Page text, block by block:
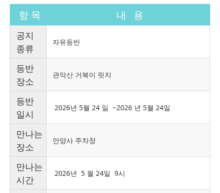
항 목 내 용
공지
종류
자유등반
등반
장소
관악산 거북이 릿지
등반
일시
2026년 5월 24 일 ~2026 년 5월 24일
만나는
장소
안양사 주차장
만나는
시간
2026년 5 월 24일 9시